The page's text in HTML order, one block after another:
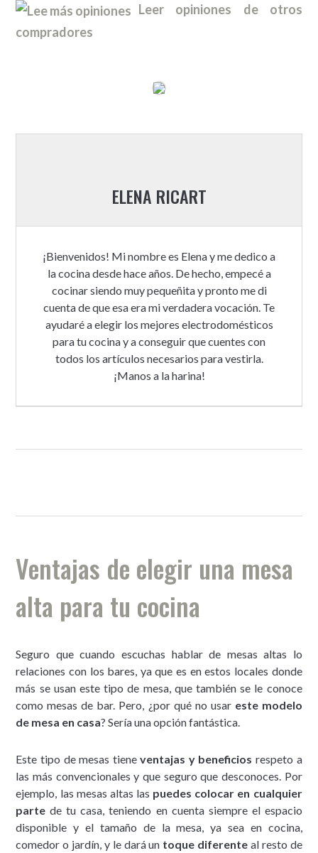
Leer opiniones de otros
compradores
ELENA RICART
¡Bienvenidos! Mi nombre es Elena y me dedico a
la cocina desde hace años. De hecho, empecé a
cocinar siendo muy pequeñita y pronto me di
cuenta de que esa era mi verdadera vocación. Te
ayudaré a elegir los mejores electrodomésticos
para tu cocina y a conseguir que cuentes con
todos los artículos necesarios para vestirla.
¡Manos a la harina!
Ventajas de elegir una mesa
alta para tu cocina
Seguro que cuando escuchas hablar de mesas altas lo
relaciones con los bares, ya que es en estos locales donde
más se usan este tipo de mesa, que también se le conoce
como mesas de bar. Pero, ¿por qué no usar este modelo
de mesa en casa? Sería una opción fantástica.
Este tipo de mesas tieneventajas y beneficios respeto a
las más convencionales y que seguro que desconoces. Por
ejemplo, las mesas altas las puedes colocar en cualquier
parte de tu casa, teniendo en cuenta siempre el espacio
disponible y el tamaño de la mesa, ya sea en cocina,
comedor o jardín, y le dará un toque diferente al resto de